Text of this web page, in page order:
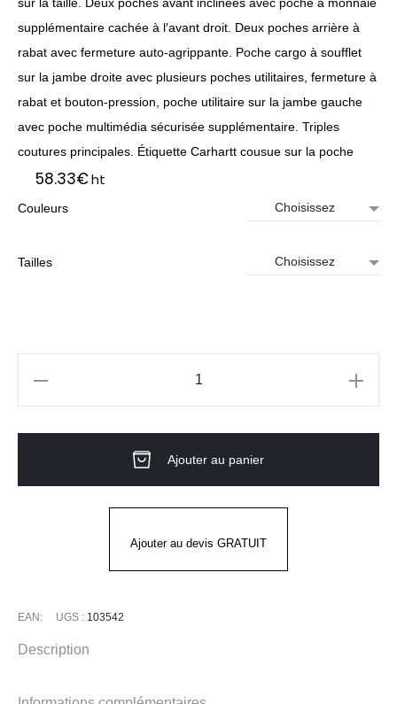
supplémentaire cachée à l′avant droit. Deux poches arrière à
rabat avec fermeture auto-agrippante. Poche cargo à soufflet
sur la jambe droite avec plusieurs poches utilitaires, fermeture à
rabat et bouton-pression, poche utilitaire sur la jambe gauche
avec poche multimédia sécurisée supplémentaire. Triples
coutures principales. Étiquette Carhartt cousue sur la poche
58.33€ht
Couleurs
Tailles
CARGO
Ajouter au panier
Ajouter au devis GRATUIT
EAN: UGS : 103542
Description